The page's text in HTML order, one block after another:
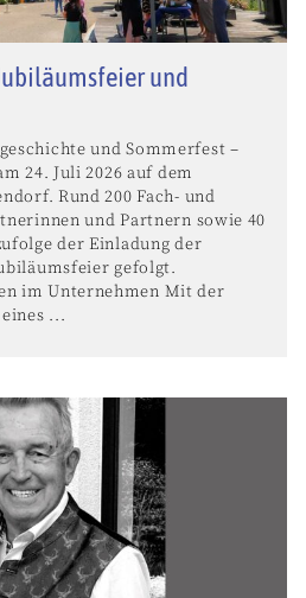
und
und Sommerfest –
24. Juli 2026 auf dem
Rund 200 Fach- und
und Partnern sowie 40
der Einladung der
gefolgt.
im Unternehmen Mit der
...